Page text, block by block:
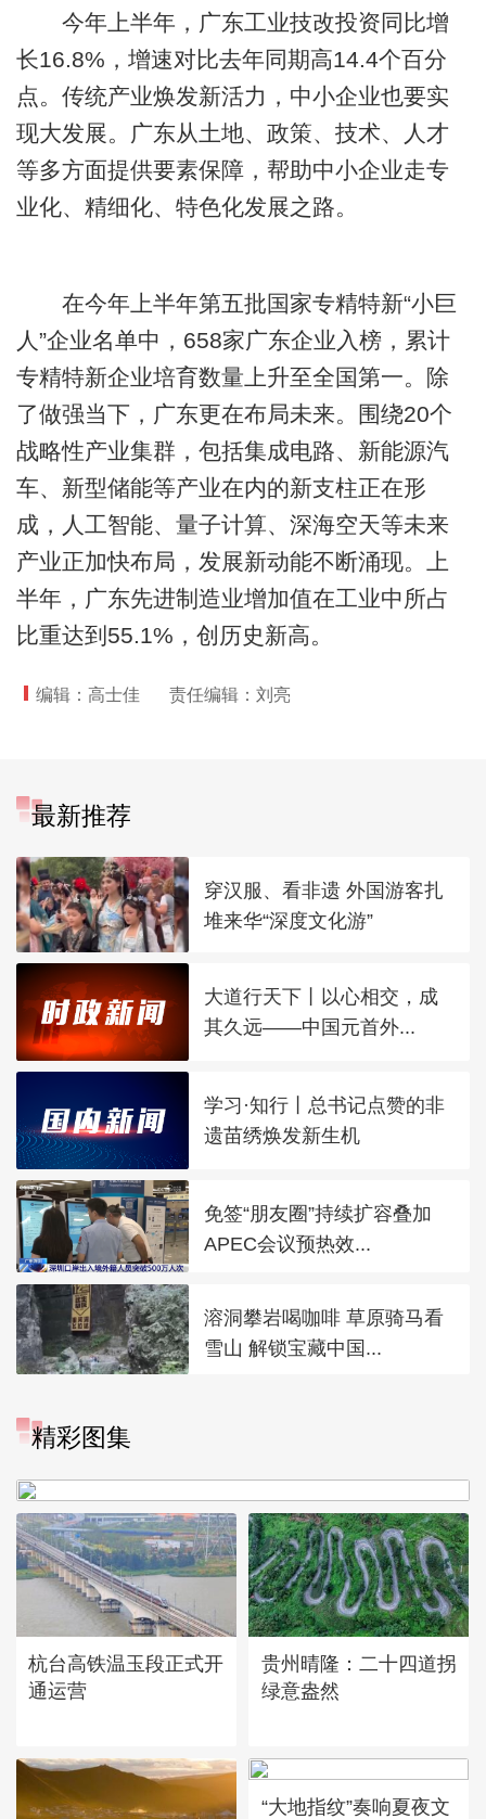
今年上半年，广东工业技改投资同比增
长16.8%，增速对比去年同期高14.4个百分
点。传统产业焕发新活力，中小企业也要实
现大发展。广东从土地、政策、技术、人才
等多方面提供要素保障，帮助中小企业走专
业化、精细化、特色化发展之路。
在今年上半年第五批国家专精特新“小巨
人”企业名单中，658家广东企业入榜，累计
专精特新企业培育数量上升至全国第一。除
了做强当下，广东更在布局未来。围绕20个
战略性产业集群，包括集成电路、新能源汽
车、新型储能等产业在内的新支柱正在形
成，人工智能、量子计算、深海空天等未来
产业正加快布局，发展新动能不断涌现。上
半年，广东先进制造业增加值在工业中所占
比重达到55.1%，创历史新高。
编辑：高士佳 责任编辑：刘亮
最新推荐
穿汉服、看非遗 外国游客扎
堆来华“深度文化游”
大道行天下丨以心相交，成
其久远——中国元首外...
学习·知行丨总书记点赞的非
遗苗绣焕发新生机
免签“朋友圈”持续扩容叠加
APEC会议预热效...
溶洞攀岩喝咖啡 草原骑马看
雪山 解锁宝藏中国...
精彩图集
杭台高铁温玉段正式开
通运营
贵州晴隆：二十四道拐
绿意盎然
“大地指纹”奏响夏夜文